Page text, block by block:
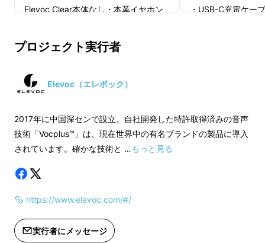
ブランド初！特許出願中技術
Vocplus™*は、人間の聴覚の仕組みを模倣して
構築されているため、さまざまな音が飛び交う
Elevoc Clear本体なし・本革イヤホン
ださい。
※送料無料（国内配送のみ）
都合等により出荷時期が前後する場合
※開発中の製品につきましては、デザ
イン・仕様が一部変更になる可能性も
ございます。その場合は、活動レポー
ちらをご確認ください。
る皆様からご支援を頂き、現在進めて
いる環境から量産体制を更に整えるこ
とができた場合、正規販売価格が販売
・USB-C充電ケー
※送料無料（国内
※ご注文状況、供
プロジェクト実行者
Elevoc（エレボック）
2017年に中国深センで設立。自社開発した特許取得済みの音声
技術「Vocplus™」は、現在世界中の有名ブランドの製品に導入
されています。確かな技術と …もっと見る
https://www.elevoc.com/#/
実行者にメッセージ